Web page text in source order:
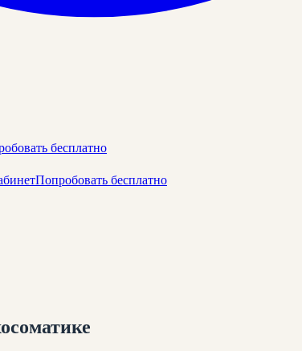
бесплатно
Попробовать бесплатно